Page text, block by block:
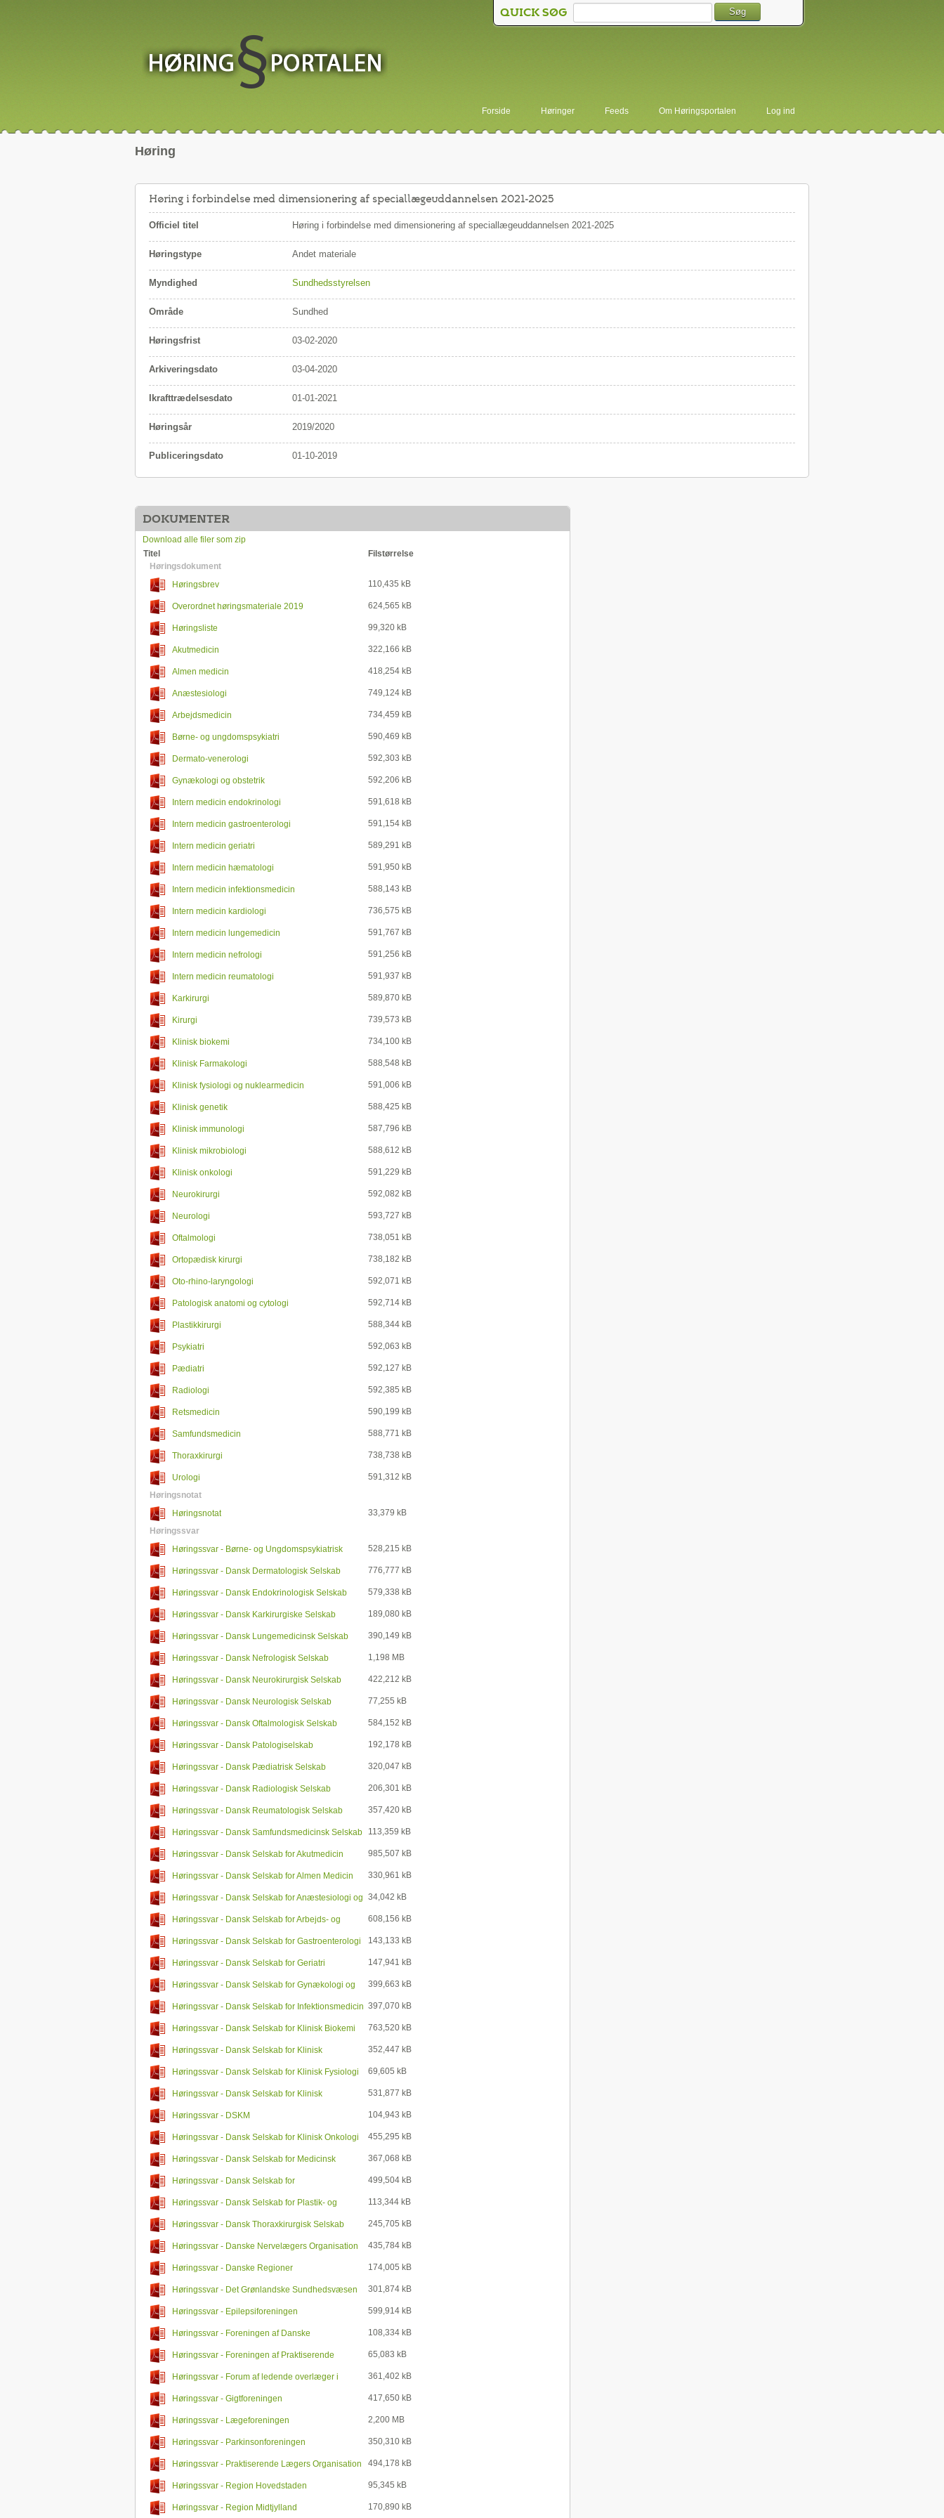
QUICK SØG Søg
Forside Høringer Feeds Om Høringsportalen Log ind
Høring
Høring i forbindelse med dimensionering af speciallægeuddannelsen 2021-2025
Officiel titel Høring i forbindelse med dimensionering af speciallægeuddannelsen 2021-2025
Høringstype Andet materiale
Myndighed Sundhedsstyrelsen
Område Sundhed
Høringsfrist 03-02-2020
Arkiveringsdato 03-04-2020
Ikrafttrædelsesdato 01-01-2021
Høringsår 2019/2020
Publiceringsdato 01-10-2019
DOKUMENTER
Download alle filer som zip
Titel
Filstørrelse
Høringsdokument
Høringsbrev
110,435 kB
Overordnet høringsmateriale 2019 624,565 kB
Høringsliste 99,320 kB
Akutmedicin 322,166 kB
Almen medicin 418,254 kB
Anæstesiologi 749,124 kB
Arbejdsmedicin 734,459 kB
Børne- og ungdomspsykiatri 590,469 kB
Dermato-venerologi 592,303 kB
Gynækologi og obstetrik 592,206 kB
Intern medicin endokrinologi 591,618 kB
Intern medicin gastroenterologi 591,154 kB
Intern medicin geriatri 589,291 kB
Intern medicin hæmatologi 591,950 kB
Intern medicin infektionsmedicin 588,143 kB
Intern medicin kardiologi 736,575 kB
Intern medicin lungemedicin 591,767 kB
Intern medicin nefrologi 591,256 kB
Intern medicin reumatologi 591,937 kB
Karkirurgi 589,870 kB
Kirurgi 739,573 kB
Klinisk biokemi 734,100 kB
Klinisk Farmakologi 588,548 kB
Klinisk fysiologi og nuklearmedicin 591,006 kB
Klinisk genetik 588,425 kB
Klinisk immunologi 587,796 kB
Klinisk mikrobiologi 588,612 kB
Klinisk onkologi 591,229 kB
Neurokirurgi 592,082 kB
Neurologi 593,727 kB
Oftalmologi 738,051 kB
Ortopædisk kirurgi 738,182 kB
Oto-rhino-laryngologi 592,071 kB
Patologisk anatomi og cytologi 592,714 kB
Plastikkirurgi 588,344 kB
Psykiatri 592,063 kB
Pædiatri 592,127 kB
Radiologi 592,385 kB
Retsmedicin 590,199 kB
Samfundsmedicin 588,771 kB
Thoraxkirurgi 738,738 kB
Urologi
591,312 kB
Høringsnotat
Høringsnotat
33,379 kB
Høringssvar
Høringssvar - Børne- og Ungdomspsykiatrisk
Selskab
528,215 kB
Høringssvar - Dansk Dermatologisk Selskab 776,777 kB
Høringssvar - Dansk Endokrinologisk Selskab 579,338 kB
Høringssvar - Dansk Karkirurgiske Selskab 189,080 kB
Høringssvar - Dansk Lungemedicinsk Selskab 390,149 kB
Høringssvar - Dansk Nefrologisk Selskab 1,198 MB
Høringssvar - Dansk Neurokirurgisk Selskab 422,212 kB
Høringssvar - Dansk Neurologisk Selskab 77,255 kB
Høringssvar - Dansk Oftalmologisk Selskab 584,152 kB
Høringssvar - Dansk Patologiselskab 192,178 kB
Høringssvar - Dansk Pædiatrisk Selskab 320,047 kB
Høringssvar - Dansk Radiologisk Selskab 206,301 kB
Høringssvar - Dansk Reumatologisk Selskab 357,420 kB
Høringssvar - Dansk Samfundsmedicinsk Selskab 113,359 kB
Høringssvar - Dansk Selskab for Akutmedicin 985,507 kB
Høringssvar - Dansk Selskab for Almen Medicin 330,961 kB
Høringssvar - Dansk Selskab for Anæstesiologi og
Intensiv Medicin
34,042 kB
Høringssvar - Dansk Selskab for Arbejds- og
Miljømedicin
608,156 kB
Høringssvar - Dansk Selskab for Gastroenterologi
og Hepatologi
143,133 kB
Høringssvar - Dansk Selskab for Geriatri 147,941 kB
Høringssvar - Dansk Selskab for Gynækologi og
Obstetrik
399,663 kB
Høringssvar - Dansk Selskab for Infektionsmedicin 397,070 kB
Høringssvar - Dansk Selskab for Klinisk Biokemi 763,520 kB
Høringssvar - Dansk Selskab for Klinisk
Farmakologi
352,447 kB
Høringssvar - Dansk Selskab for Klinisk Fysiologi
og Nuklearmedicin
69,605 kB
Høringssvar - Dansk Selskab for Klinisk
Immunologi
531,877 kB
Høringssvar - DSKM 104,943 kB
Høringssvar - Dansk Selskab for Klinisk Onkologi 455,295 kB
Høringssvar - Dansk Selskab for Medicinsk
Genetik
367,068 kB
Høringssvar - Dansk Selskab for
Otorhinolaryngologi, Hoved & Hals
499,504 kB
Høringssvar - Dansk Selskab for Plastik- og
Rekonstruktionskirurgi
113,344 kB
Høringssvar - Dansk Thoraxkirurgisk Selskab 245,705 kB
Høringssvar - Danske Nervelægers Organisation 435,784 kB
Høringssvar - Danske Regioner 174,005 kB
Høringssvar - Det Grønlandske Sundhedsvæsen 301,874 kB
Høringssvar - Epilepsiforeningen 599,914 kB
Høringssvar - Foreningen af Danske
Lægestuderende
108,334 kB
Høringssvar - Foreningen af Praktiserende
Speciallæger
65,083 kB
Høringssvar - Forum af ledende overlæger i
urologien
361,402 kB
Høringssvar - Gigtforeningen 417,650 kB
Høringssvar - Lægeforeningen 2,200 MB
Høringssvar - Parkinsonforeningen 350,310 kB
Høringssvar - Praktiserende Lægers Organisation 494,178 kB
Høringssvar - Region Hovedstaden 95,345 kB
Høringssvar - Region Midtjylland 170,890 kB